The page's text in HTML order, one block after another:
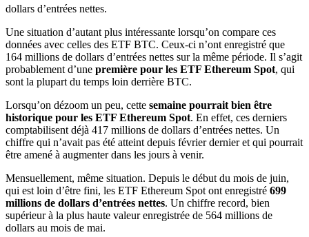
dollars d’entrées nettes.
Une situation d’autant plus intéressante lorsqu’on compare ces
données avec celles des ETF BTC. Ceux-ci n’ont enregistré que
164 millions de dollars d’entrées nettes sur la même période. Il s’agit
probablement d’une première pour les ETF Ethereum Spot, qui
sont la plupart du temps loin derrière BTC.
Lorsqu’on dézoom un peu, cette semaine pourrait bien être
historique pour les ETF Ethereum Spot. En effet, ces derniers
comptabilisent déjà 417 millions de dollars d’entrées nettes. Un
chiffre qui n’avait pas été atteint depuis février dernier et qui pourrait
être amené à augmenter dans les jours à venir.
Mensuellement, même situation. Depuis le début du mois de juin,
qui est loin d’être fini, les ETF Ethereum Spot ont enregistré 699
millions de dollars d’entrées nettes. Un chiffre record, bien
supérieur à la plus haute valeur enregistrée de 564 millions de
dollars au mois de mai.